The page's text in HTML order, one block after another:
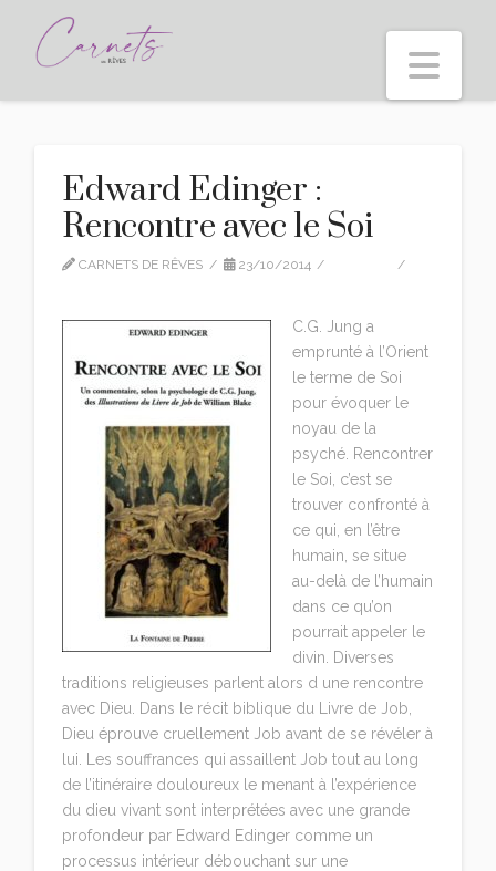
Edward Edinger :
Rencontre avec le Soi
CARNETS DE RÊVES 23/10/2014
C.G. Jung a
emprunté à l’Orient
le terme de Soi
pour évoquer le
noyau de la
psyché. Rencontrer
le Soi, c’est se
trouver confronté à
ce qui, en l’être
humain, se situe
au-delà de l’humain
dans ce qu’on
pourrait appeler le
divin. Diverses
traditions religieuses parlent alors d une rencontre
avec Dieu. Dans le récit biblique du Livre de Job,
Dieu éprouve cruellement Job avant de se révéler à
lui. Les souffrances qui assaillent Job tout au long
de l’itinéraire douloureux le menant à l’expérience
du dieu vivant sont interprétées avec une grande
profondeur par Edward Edinger comme un
processus intérieur débouchant sur une